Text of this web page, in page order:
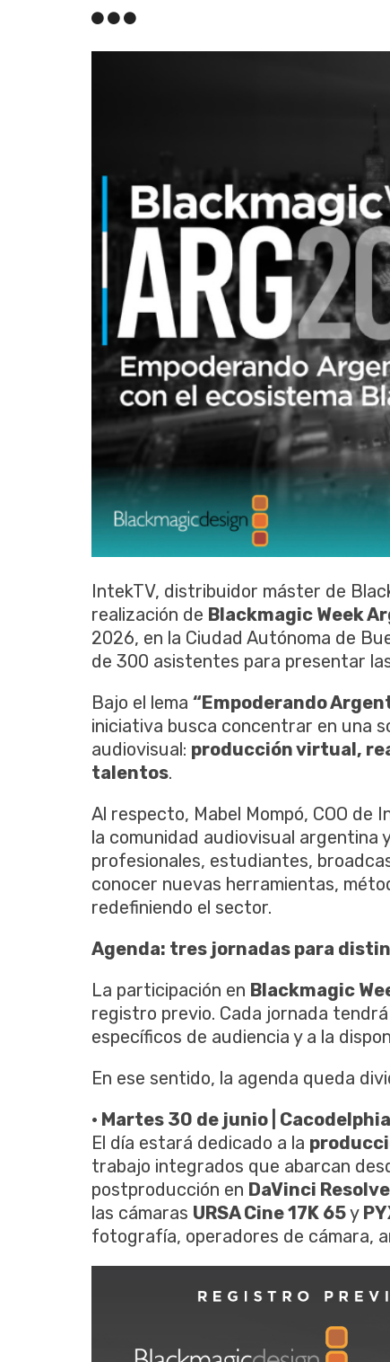
IntekTV, distribuidor máster de
realización de Blackmagic Week
2026, en la Ciudad Autónoma de
de 300 asistentes para presentar
Bajo el lema “Empoderando
iniciativa busca concentrar en una
audiovisual: producción virtual,
talentos.
Al respecto, Mabel Mompó, COO
la comunidad audiovisual argentina
profesionales, estudiantes,
conocer nuevas herramientas,
redefiniendo el sector.
Agenda: tres jornadas para
La participación en Blackmagic
registro previo. Cada jornada
específicos de audiencia y a la
En ese sentido, la agenda queda
• Martes 30 de junio |
El día estará dedicado a la
trabajo integrados que abarcan
postproducción en DaVinci
las cámaras URSA Cine 17K 65y
fotografía, operadores de cámara,